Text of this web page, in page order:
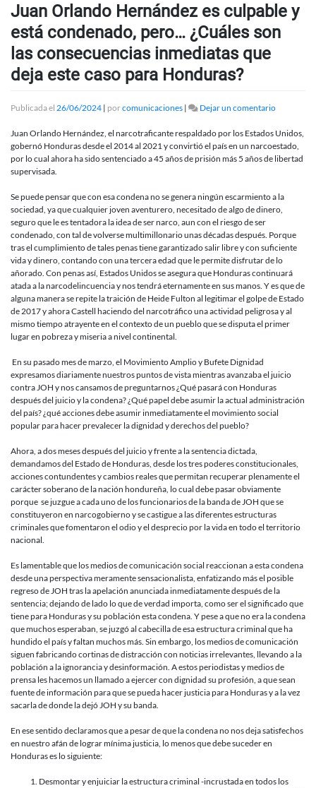
Juan Orlando Hernández es culpable y
está condenado, pero… ¿Cuáles son
las consecuencias inmediatas que
deja este caso para Honduras?
Publicada el 26/06/2024 | porcomunicaciones | Dejar un comentarioen
Orlando
Hernández
es
está
son
las
inmediatas
que
deja
este
caso
Juan Orlando Hernández, el narcotraficante respaldado por los Estados Unidos,
gobernó Honduras desde el 2014 al 2021 y convirtió el país en un narcoestado,
por lo cual ahora ha sido sentenciado a 45 años de prisión más 5 años de libertad
supervisada.
Se puede pensar que con esa condena no se genera ningún escarmiento a la
sociedad, ya que cualquier joven aventurero, necesitado de algo de dinero,
seguro que le es tentadora la idea de ser narco, aun con el riesgo de ser
condenado, con tal de volverse multimillonario unas décadas después. Porque
tras el cumplimiento de tales penas tiene garantizado salir libre y con suficiente
vida y dinero, contando con una tercera edad que le permite disfrutar de lo
añorado. Con penas así, Estados Unidos se asegura que Honduras continuará
atada a la narcodelincuencia y nos tendrá eternamente en sus manos. Y es que de
alguna manera se repite la traición de Heide Fulton al legitimar el golpe de Estado
de 2017 y ahora Castell haciendo del narcotráfico una actividad peligrosa y al
mismo tiempo atrayente en el contexto de un pueblo que se disputa el primer
lugar en pobreza y miseria a nivel continental.
En su pasado mes de marzo, el Movimiento Amplio y Bufete Dignidad
expresamos diariamente nuestros puntos de vista mientras avanzaba el juicio
contra JOH y nos cansamos de preguntarnos ¿Qué pasará con Honduras
después del juicio y la condena? ¿Qué papel debe asumir la actual administración
del país? ¿qué acciones debe asumir inmediatamente el movimiento social
popular para hacer prevalecer la dignidad y derechos del pueblo?
Ahora, a dos meses después del juicio y frente a la sentencia dictada,
demandamos del Estado de Honduras, desde los tres poderes constitucionales,
acciones contundentes y cambios reales que permitan recuperar plenamente el
carácter soberano de la nación hondureña, lo cual debe pasar obviamente
porque se juzgue a cada uno de los funcionarios de la banda de JOH que se
constituyeron en narcogobierno y se castigue a las diferentes estructuras
criminales que fomentaron el odio y el desprecio por la vida en todo el territorio
nacional.
Es lamentable que los medios de comunicación social reaccionan a esta condena
desde una perspectiva meramente sensacionalista, enfatizando más el posible
regreso de JOH tras la apelación anunciada inmediatamente después de la
sentencia; dejando de lado lo que de verdad importa, como ser el significado que
tiene para Honduras y su población esta condena. Y pese a que no era la condena
que muchos esperaban, se juzgó al cabecilla de esa estructura criminal que ha
hundido el país y faltan muchos más. Sin embargo, los medios de comunicación
siguen fabricando cortinas de distracción con noticias irrelevantes, llevando a la
población a la ignorancia y desinformación. A estos periodistas y medios de
prensa les hacemos un llamado a ejercer con dignidad su profesión, a que sean
fuente de información para que se pueda hacer justicia para Honduras y a la vez
sacarla de donde la dejó JOH y su banda.
En ese sentido declaramos que a pesar de que la condena no nos deja satisfechos
en nuestro afán de lograr mínima justicia, lo menos que debe suceder en
Honduras es lo siguiente:
Desmontar y enjuiciar la estructura criminal -incrustada en todos los